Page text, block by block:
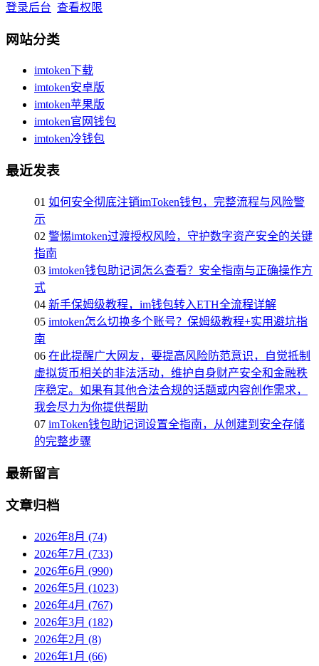
登录后台 查看权限
网站分类
imtoken下载
imtoken安卓版
imtoken苹果版
imtoken官网钱包
imtoken冷钱包
最近发表
01 如何安全彻底注销imToken钱包，完整流程与风险警
示
02 警惕imtoken过渡授权风险，守护数字资产安全的关键
指南
03 imtoken钱包助记词怎么查看？安全指南与正确操作方
式
04 新手保姆级教程，im钱包转入ETH全流程详解
05 imtoken怎么切换多个账号？保姆级教程+实用避坑指
南
06 在此提醒广大网友，要提高风险防范意识，自觉抵制
虚拟货币相关的非法活动，维护自身财产安全和金融秩
序稳定。如果有其他合法合规的话题或内容创作需求，
我会尽力为你提供帮助
07 imToken钱包助记词设置全指南，从创建到安全存储
的完整步骤
最新留言
文章归档
2026年8月 (74)
2026年7月 (733)
2026年6月 (990)
2026年5月 (1023)
2026年4月 (767)
2026年3月 (182)
2026年2月 (8)
2026年1月 (66)